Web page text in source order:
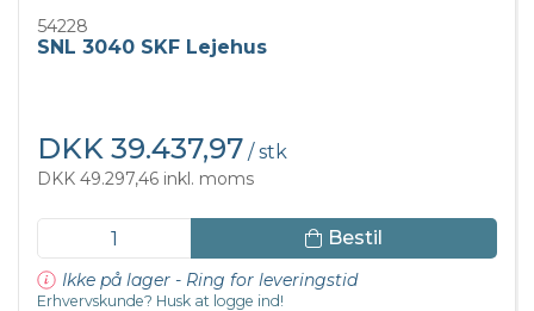
54228
SNL 3040 SKF Lejehus
DKK 39.437,97 / stk
DKK 49.297,46 inkl. moms
Bestil
Ikke på lager - Ring for leveringstid
Erhvervskunde? Husk at logge ind!